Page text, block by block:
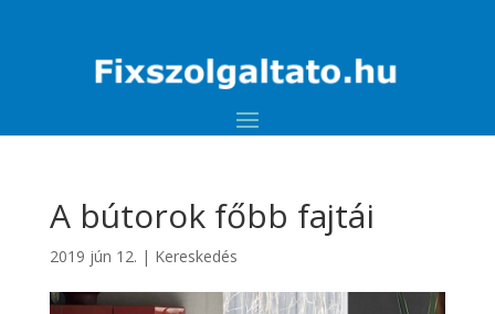
A bútorok főbb fajtái
2019 jún 12. | Kereskedés